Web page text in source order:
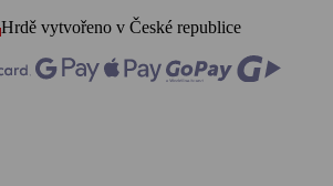
Hrdě vytvořeno v České republice